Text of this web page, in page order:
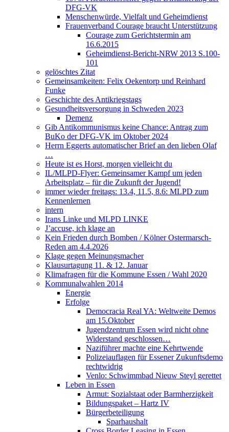
DFG-VK
Menschenwürde, Vielfalt und Geheimdienst
Frauenverband Courage braucht Unterstützung
Courage zum Gerichtstermin am
16.6.2015
Geheimdienst-Bericht-NRW 2013 S.100-
101
gelöschtes Zitat
Gemeinsamkeiten: Felix Oekentorp und Reinhard
Funke
Geschichte des Antikriegstags
Gesundheitsversorgung in Schweden 2023
Demenz
Gib Antikommunismus keine Chance: Antrag zum
BuKo der DFG-VK im Oktober 2024
Herrn Eggerts automatischer Brief an den lieben Olaf
…
Heute ist es Horst, morgen vielleicht du
IL/MLPD-Flyer: Gemeinsamer Kampf um jeden
Arbeitsplatz – für die Zukunft der Jugend!
immer wieder freitags: 13.4, 11.5, 8.6: MLPD zum
Kennenlernen
intern
Irans Linke und MLPD LINKE
J’accuse, ich klage an
Kein Frieden durch Bomben / Kölner Ostermarsch-
Reden am 4.4.2026
Klage gegen Meinungsmacher
Klausurtagung 11. & 12. Januar
Klimafragen für die Kommune Essen / Wahl 2020
Kommunalwahlen 2014
Energie
Erfolge
Democracia Real YA: Weltweite Demos
am 15.Oktober
Jugendzentrum Essen wird nicht ohne
Widerstand geschlossen…
Naziführer machte eine Kehrtwende
Polizeiauflagen für Essener Zukunftsdemo
rechtwidrig
Venlo: Schwimmbad Nieuw Steyl gerettet
Leben in Essen
Armut: Sozialstaat oder Barmherzigkeit
Bildungspaket – Hartz IV
Bürgerbeteiligung
Sparhaushalt